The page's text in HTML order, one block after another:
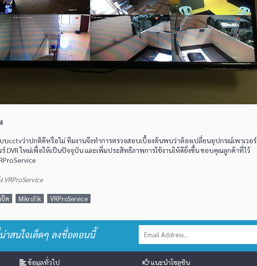
ว่าปกติดีหรือไม่ ทีมงานจึงทำการตรวจสอบเบื้องต้นพบว่าต้องเปลี่ยนอุปกรณ์เพาเวอร์
DVR ใหม่เพื่อให้เป็นปัจจุบัน และเพิ่มประสิทธิภาพการใช้งานให้ดียิ่งขึ้น ขอบคุณลูกค้าที่ไว้
ปิด MikroTik VRProService
าสนใจเด็ดๆ ลงชื่อตอนนี้
ข้อมูลทั่วไป แนะนำโซลูชัน